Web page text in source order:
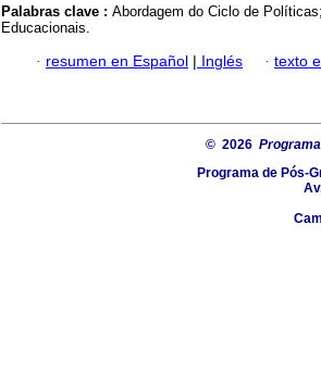
Palabras clave : Abordagem do Ciclo de
Educacionais.
· resumen en Español | Inglés · texto
© 2026
Programa de Pós-